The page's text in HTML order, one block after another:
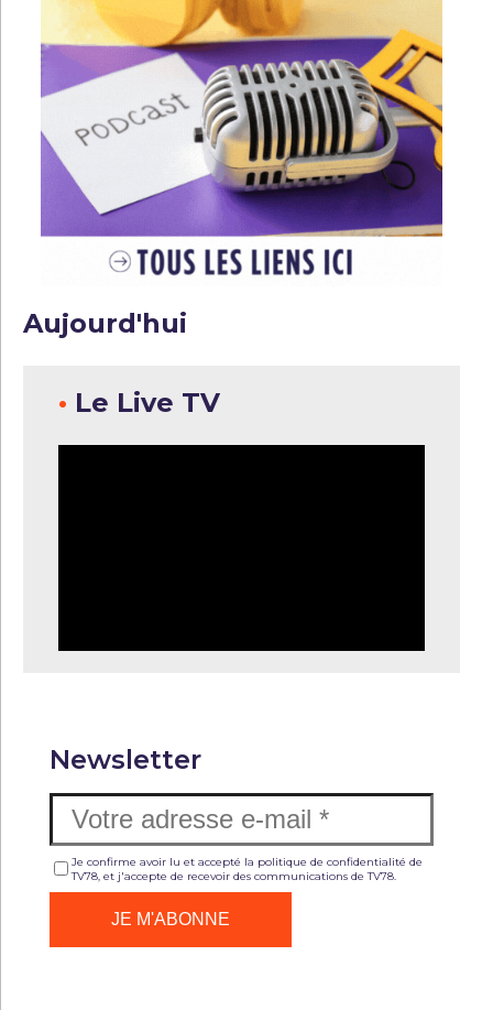
Aujourd'hui
• Le Live TV
Newsletter
Je confirme avoir lu et accepté la politique de confidentialité de
TV78, et j'accepte de recevoir des communications de TV78.